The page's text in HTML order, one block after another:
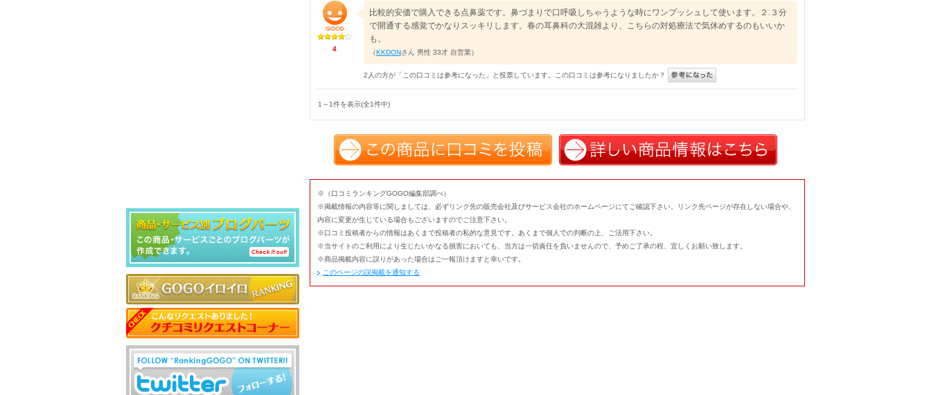
4
比較的安価で購入できる点鼻薬です。鼻づまりで口呼吸しちゃうような時にワンプッシュして使います。２.３分
で開通する感覚でかなりスッキリします。春の耳鼻科の大混雑より、こちらの対処療法で気休めするのもいいか
も。
（KKDONさん 男性 33才 自営業）
2人の方が「この口コミは参考になった」と投票しています。この口コミは参考になりましたか？
1～1件を表示(全1件中)
※（口コミランキングGOGO編集部調べ）
※掲載情報の内容等に関しましては、必ずリンク先の販売会社及びサービス会社のホームページにてご確認下さい。リンク先ページが存在しない場合や、
内容に変更が生じている場合もございますのでご注意下さい。
※口コミ投稿者からの情報はあくまで投稿者の私的な意見です。あくまで個人での判断の上、ご活用下さい。
※当サイトのご利用により生じたいかなる損害においても、当方は一切責任を負いませんので、予めご了承の程、宜しくお願い致します。
※商品掲載内容に誤りがあった場合はご一報頂けますと幸いです。
このページの誤掲載を通知する